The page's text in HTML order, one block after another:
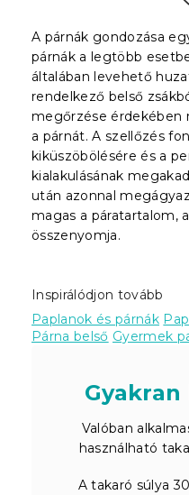
A párnák gondozása
párnák a legtöbb
általában levehető
rendelkező belső
megőrzése érdekében
a párnát. A szellőzés
kiküszöbölésére és a
kialakulásának
után azonnal
magas a páratartalom,
összenyomja.
Inspirálódjon tovább
Paplanok és párnák
Párna belső Gyermek
Gyakran
Valóban
használható
A takaró súlya